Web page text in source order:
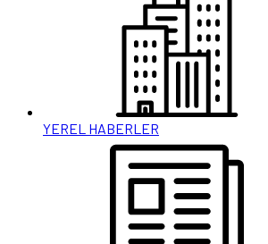
YEREL HABERLER